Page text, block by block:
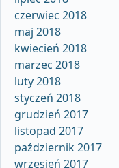
czerwiec 2018
maj 2018
kwiecień 2018
marzec 2018
luty 2018
styczeń 2018
grudzień 2017
listopad 2017
październik 2017
wrzesień 2017